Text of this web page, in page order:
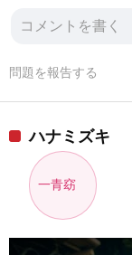
問題を報告する
ハナミズキ
一青窈